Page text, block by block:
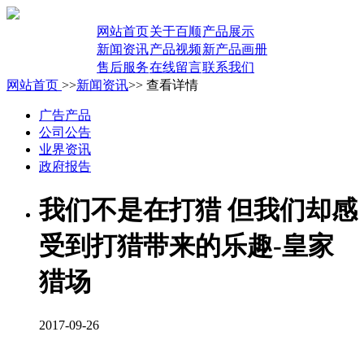
网站首页关于百顺产品展示
新闻资讯产品视频新产品画册
售后服务在线留言联系我们
网站首页 >>新闻资讯>> 查看详情
广告产品
公司公告
业界资讯
政府报告
我们不是在打猎 但我们却感
受到打猎带来的乐趣-皇家
猎场
2017-09-26